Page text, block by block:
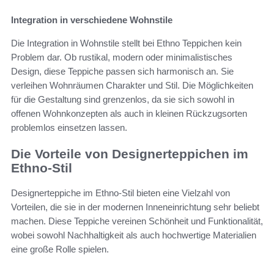
Integration in verschiedene Wohnstile
Die Integration in Wohnstile stellt bei Ethno Teppichen kein
Problem dar. Ob rustikal, modern oder minimalistisches
Design, diese Teppiche passen sich harmonisch an. Sie
verleihen Wohnräumen Charakter und Stil. Die Möglichkeiten
für die Gestaltung sind grenzenlos, da sie sich sowohl in
offenen Wohnkonzepten als auch in kleinen Rückzugsorten
problemlos einsetzen lassen.
Die Vorteile von Designerteppichen im
Ethno-Stil
Designerteppiche im Ethno-Stil bieten eine Vielzahl von
Vorteilen, die sie in der modernen Inneneinrichtung sehr beliebt
machen. Diese Teppiche vereinen Schönheit und Funktionalität,
wobei sowohl Nachhaltigkeit als auch hochwertige Materialien
eine große Rolle spielen.